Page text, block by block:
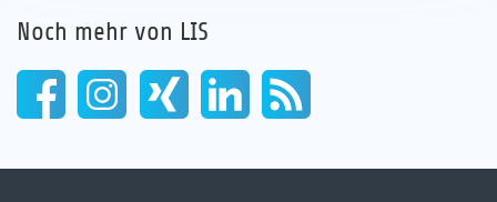
Noch mehr von LIS